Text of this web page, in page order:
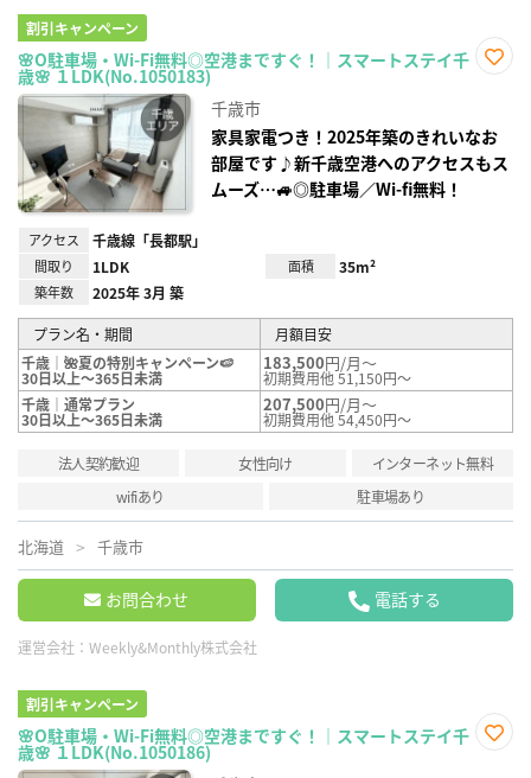
割引キャンペーン
🌸O駐車場・Wi-Fi無料◎空港まですぐ！｜スマートステイ千
歳🌸 １LDK(No.1050183)
録
千歳市
家具家電つき！2025年築のきれいなお
部屋です♪新千歳空港へのアクセスもス
ムーズ…🚙◎駐車場／Wi-fi無料！
アクセス 千歳線「長都駅」
間取り 1LDK 面積 35m²
築年数 2025年 3月 築
プラン名・期間
月額目安
千歳｜🌺夏の特別キャンペーン🍉
30日以上～365日未満
183,500円/月～
初期費用他 51,150円～
千歳｜通常プラン
30日以上～365日未満
207,500円/月～
初期費用他 54,450円～
法人契約歓迎 女性向け
インターネット無料
wifiあり
駐車場あり
北海道 千歳市
お問合わせ 電話する
運営会社： Weekly&Monthly株式会社
割引キャンペーン
🌸O駐車場・Wi-Fi無料◎空港まですぐ！｜スマートステイ千
歳🌸 １LDK(No.1050186)